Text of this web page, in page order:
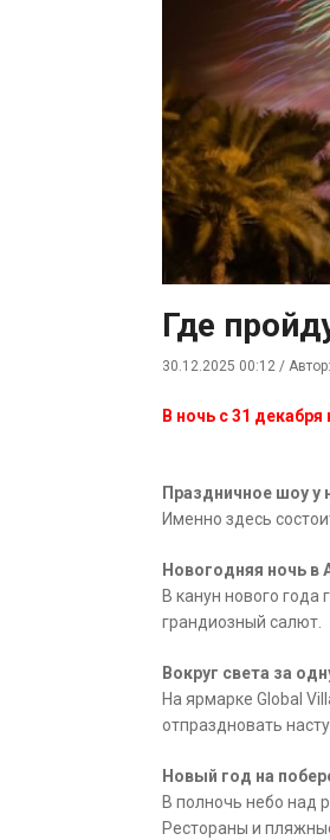
Где
30.12.2025 00:12 /
В ночь с 31
Праздничное шоу у
Именно здесь
Новогодняя ночь в
В канун нового
грандиозный салют.
Вокруг света за
На ярмарке Global
отпраздновать
Новый год на
В полночь небо над
Рестораны и